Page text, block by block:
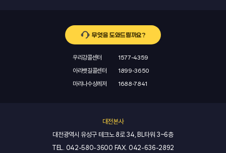
무엇을 도와드릴까요?
우리강콜센터
1577-4359
아라뱃길콜센터
1899-3650
마리나수상레저
1688-7841
대전본사
대전광역시 유성구 테크노 8로 34, BL타워 3~6층
TEL. 042-580-3600 FAX. 042-636-2892